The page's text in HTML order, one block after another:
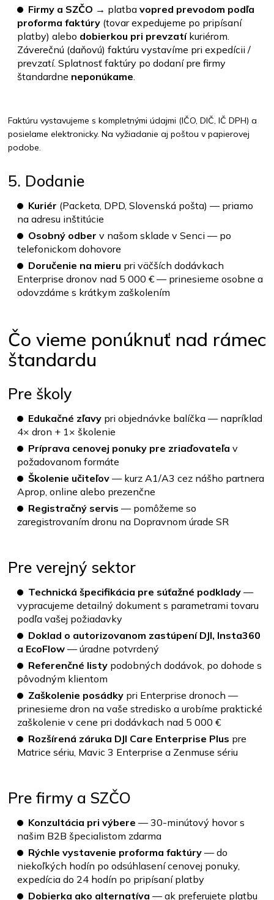
Firmy a SZČO → platba vopred prevodom podľa
proforma faktúry (tovar expedujeme po pripísaní
platby) alebo dobierkou pri prevzatíkuriérom.
Záverečnú (daňovú) faktúru vystavíme pri expedícii /
prevzatí. Splatnosť faktúry po dodaní pre firmy
štandardne neponúkame.
Faktúru vystavujeme s kompletnými údajmi (IČO, DIČ, IČ DPH) a
posielame elektronicky. Na vyžiadanie aj poštou v papierovej
podobe.
5. Dodanie
Kuriér (Packeta, DPD, Slovenská pošta) — priamo
na adresu inštitúcie
Osobný odber v našom sklade v Senci — po
telefonickom dohovore
Doručenie na mieru pri väčších dodávkach
Enterprise dronov nad 5 000 € — prinesieme osobne a
odovzdáme s krátkym zaškolením
Čo vieme ponúknuť nad rámec
štandardu
Pre školy
Edukačné zľavy pri objednávke balíčka — napríklad
4× dron + 1× školenie
Príprava cenovej ponuky pre zriaďovateľa v
požadovanom formáte
Školenie učiteľov — kurz A1/A3 cez nášho partnera
Aprop, online alebo prezenčne
Registračný servis — pomôžeme so
zaregistrovaním dronu na Dopravnom úrade SR
Pre verejný sektor
Technická špecifikácia pre súťažné podklady —
vypracujeme detailný dokument s parametrami tovaru
podľa vašej požiadavky
Doklad o autorizovanom zastúpení DJI, Insta360
a EcoFlow — úradne potvrdený
Referenčné listy podobných dodávok, po dohode s
pôvodným klientom
Zaškolenie posádky pri Enterprise dronoch —
prinesieme dron na vaše stredisko a urobíme praktické
zaškolenie v cene pri dodávkach nad 5 000 €
Rozšírená záruka DJI Care Enterprise Plus pre
Matrice sériu, Mavic 3 Enterprise a Zenmuse sériu
Pre firmy a SZČO
Konzultácia pri výbere — 30-minútový hovor s
našim B2B špecialistom zdarma
Rýchle vystavenie proforma faktúry — do
niekoľkých hodín po odsúhlasení cenovej ponuky,
expedícia do 24 hodín po pripísaní platby
Dobierka ako alternatíva — ak preferujete platbu